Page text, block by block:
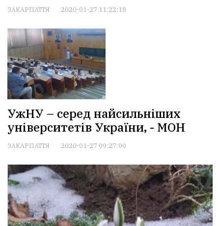
ЗАКАРПАТТЯ 2020-01-27 11:22:18
УжНУ – серед найсильніших
університетів України, - МОН
ЗАКАРПАТТЯ 2020-01-27 09:27:00